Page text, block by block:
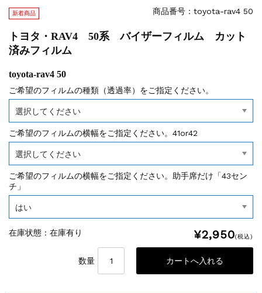
新着商品 商品番号：toyota-rav4 50
トヨタ・RAV4 50系 バイザーフィルム カット
済みフィルム
toyota-rav4 50
ご希望のフィルムの種類（透過率）をご指定ください。
ご希望のフィルムの横幅をご指定ください。41or42
ご希望のフィルムの横幅をご指定ください。助手席だけ「43セン
チ」
在庫状態 : 在庫有り ¥2,950(税込)
数量